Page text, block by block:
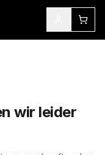
wir leider